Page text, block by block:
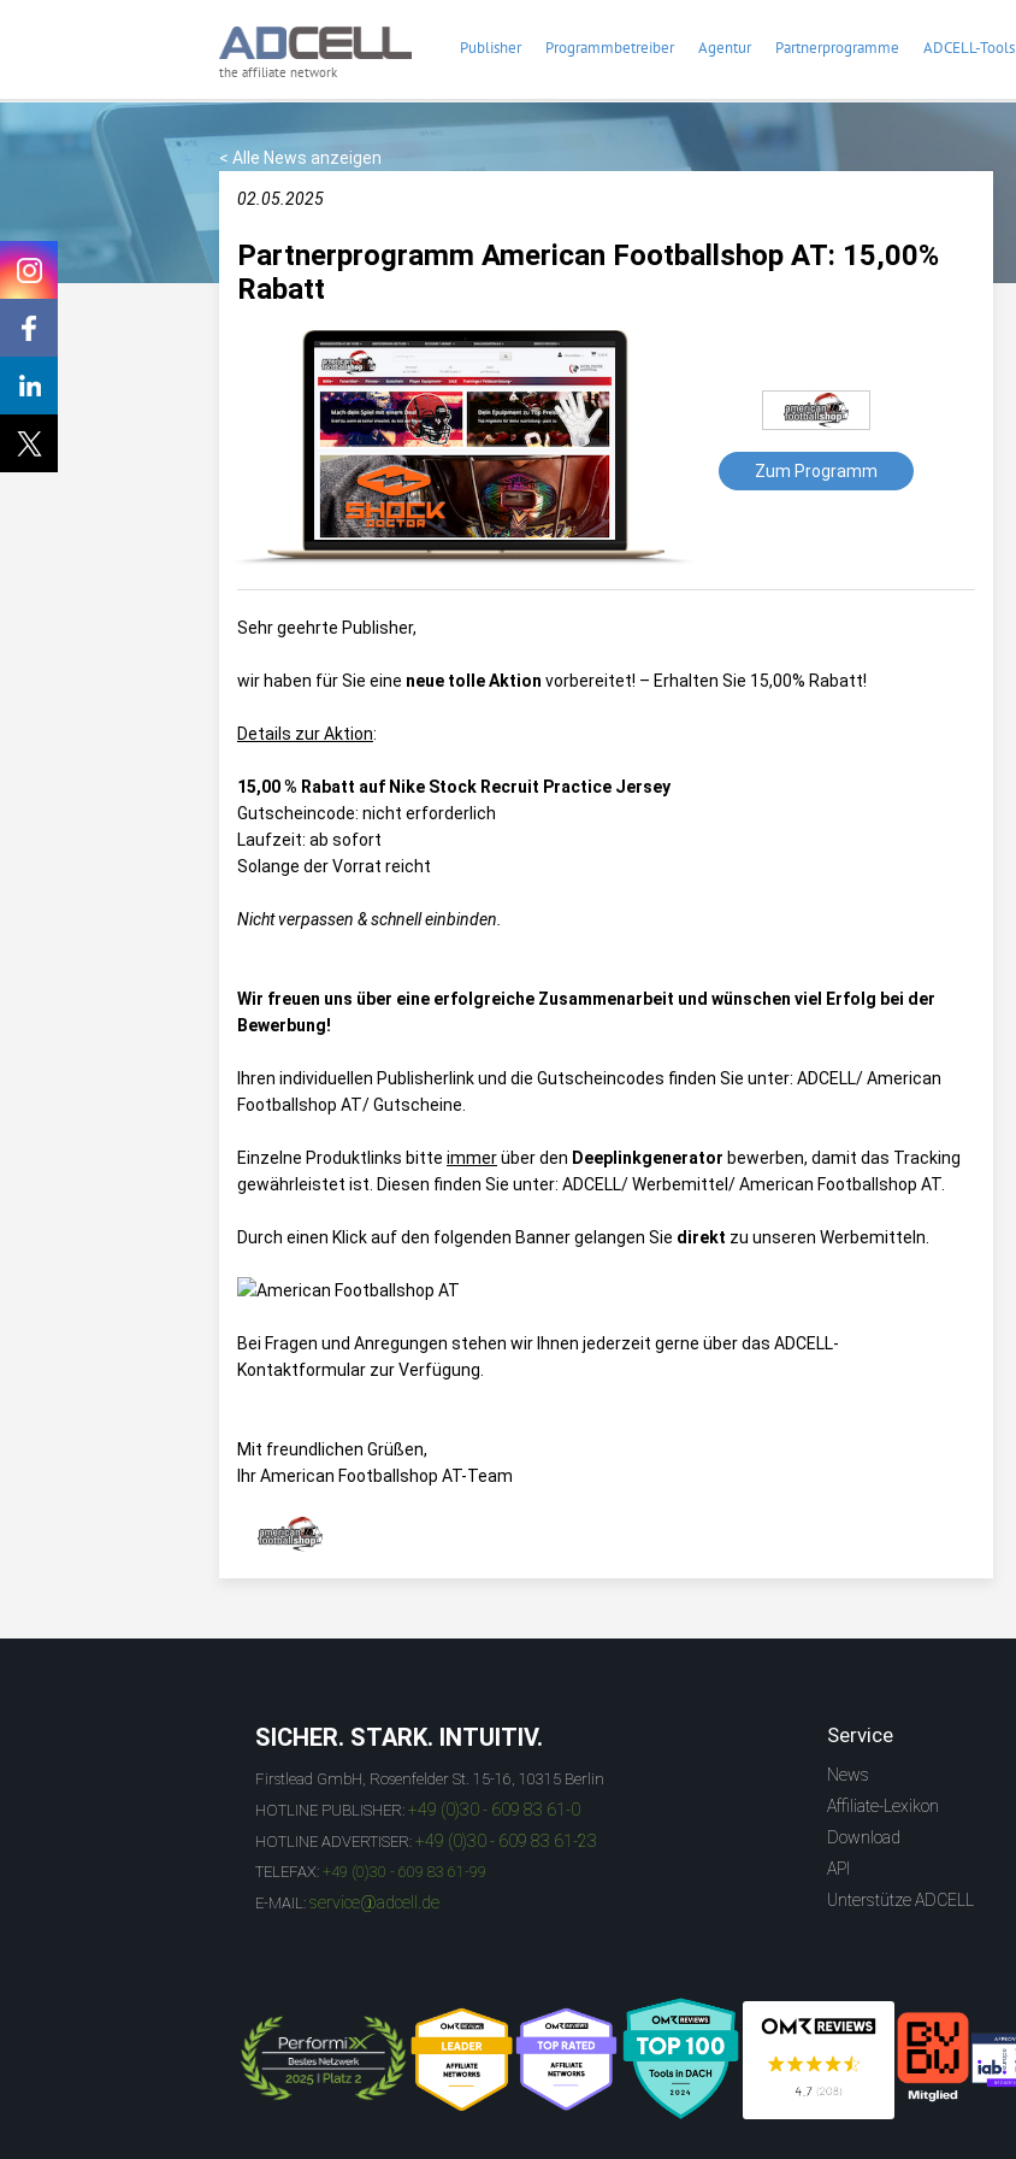
the affiliate network
Publisher Programmbetreiber Agentur Partnerprogramme ADCELL-Tools
< Alle News anzeigen
02.05.2025
Partnerprogramm American Footballshop AT: 15,00%
Rabatt
Zum Programm
Sehr geehrte Publisher,
wir haben für Sie eine neue tolle Aktion vorbereitet! – Erhalten Sie 15,00% Rabatt!
Details zur Aktion:
15,00 % Rabatt auf Nike Stock Recruit Practice Jersey
Gutscheincode: nicht erforderlich
Laufzeit: ab sofort
Solange der Vorrat reicht
Nicht verpassen & schnell einbinden.
Wir freuen uns über eine erfolgreiche Zusammenarbeit und wünschen viel Erfolg bei der
Bewerbung!
Ihren individuellen Publisherlink und die Gutscheincodes finden Sie unter: ADCELL/ American
Footballshop AT/ Gutscheine
Einzelne Produktlinks bitte immerüber den Deeplinkgenerator bewerben, damit das Tracking
gewährleistet ist. Diesen finden Sie unter: ADCELL/ Werbemittel/ American Footballshop AT
Durch einen Klick auf den folgenden Banner gelangen Sie direkt zu unseren Werbemitteln.
Bei Fragen und Anregungen stehen wir Ihnen jederzeit gerne über das ADCELL-
Kontaktformular zur Verfügung.
Mit freundlichen Grüßen,
Ihr American Footballshop AT-Team
SICHER. STARK. INTUITIV.
Firstlead GmbH, Rosenfelder St. 15-16, 10315 Berlin
HOTLINE PUBLISHER: +49 (0)30 - 609 83 61-0
HOTLINE ADVERTISER: +49 (0)30 - 609 83 61-23
TELEFAX: +49 (0)30 - 609 83 61-99
E-MAIL: service@adcell.de
Service
News
Affiliate-Lexikon
Download
API
Unterstütze ADCELL